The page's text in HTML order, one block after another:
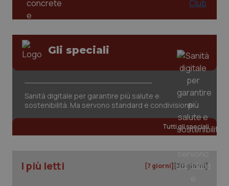
Gli speciali
Sanità digitale per garantire più salute e
sostenibilità. Ma servono standard e condivisione
Tutti gli speciali
I più letti [7 giorni] [30 giorni]